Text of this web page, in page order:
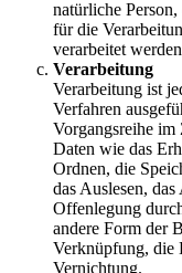
natürliche
für die
verarbeitet
Verarbeitung
Verarbeitung ist
Verfahren
Vorgangsreihe im
Daten wie das
Ordnen, die
das Auslesen,
Offenlegung
andere Form der
Verknüpfung, die
Vernichtung.